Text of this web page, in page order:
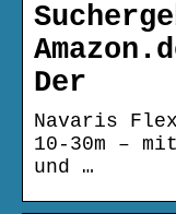
Der
Navaris
10-30m –
und …